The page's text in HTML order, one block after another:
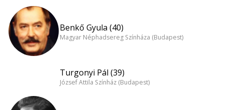
Benkő Gyula (40)
Magyar Néphadsereg Színháza (Budapest)
Turgonyi Pál (39)
József Attila Színház (Budapest)